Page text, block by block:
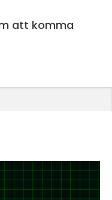
att komma